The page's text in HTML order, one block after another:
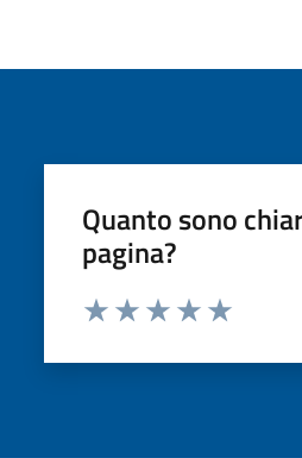
Quanto sono
pagina?
Valuta da 1 a 5 stelle la pagina